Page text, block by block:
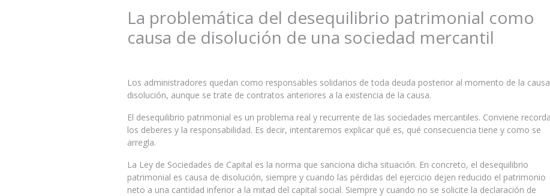
La problemática del desequilibrio patrimonial como
causa de disolución de una sociedad mercantil
Los administradores quedan como responsables solidarios de toda deuda posterior al momento de la
disolución, aunque se trate de contratos anteriores a la existencia de la causa.
El desequilibrio patrimonial es un problema real y recurrente de las sociedades mercantiles. Conviene
los deberes y la responsabilidad. Es decir, intentaremos explicar qué es, qué consecuencia tiene y como se
arregla.
La Ley de Sociedades de Capital es la norma que sanciona dicha situación. En concreto, el desequilibrio
patrimonial es causa de disolución, siempre y cuando las pérdidas del ejercicio dejen reducido el patrimonio
neto a una cantidad inferior a la mitad del capital social. Siempre y cuando no se solicite la declaración de